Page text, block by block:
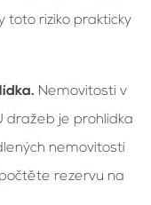
toto riziko prakticky
Nemovitosti v
dražeb je prohlídka
nemovitostí
rezervu na